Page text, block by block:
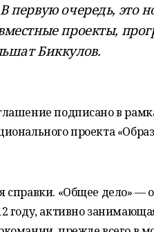
первую очередь, это
проекты,
Биккулов.
подписано в
проекта
справки. «Общее дело» —
году, активно